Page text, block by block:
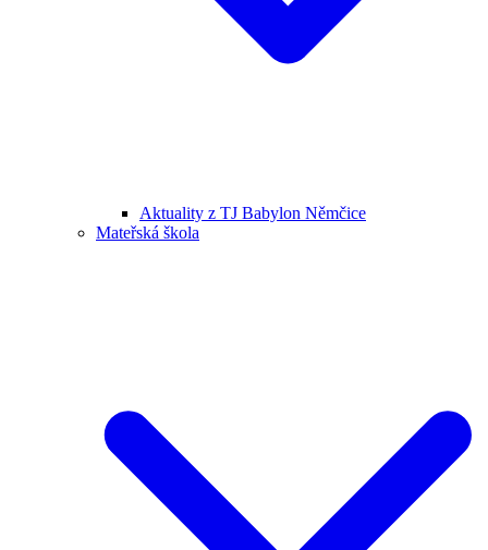
Aktuality z TJ Babylon Němčice
Mateřská škola